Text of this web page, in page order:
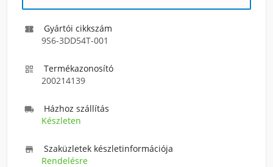

Gyártói cikkszám
9S6-3DD54T-001

Termékazonosító
200214139

Házhoz szállítás
Készleten

Szaküzletek készletinformációja
Rendelésre